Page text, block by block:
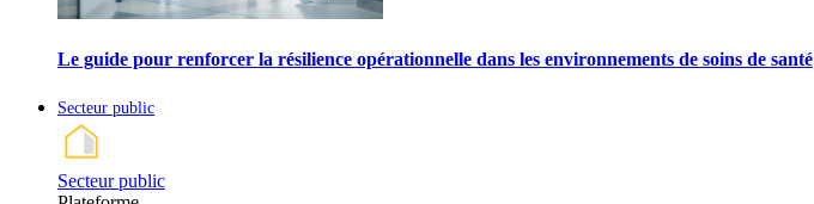
Le guide pour renforcer la résilience opérationnelle dans les environnements de soins de santé
Secteur public
Secteur public